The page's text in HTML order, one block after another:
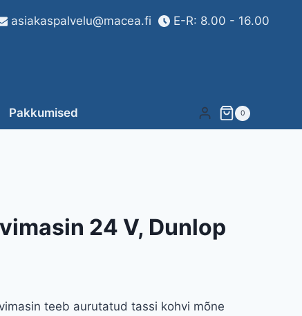
asiakaspalvelu@macea.fi E-R: 8.00 - 16.00
Pakkumised 0
24 V, Dunlop
teeb aurutatud tassi kohvi mõne